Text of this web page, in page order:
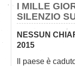
I MILLE
SILENZIO
NESSUN
2015
Il paese è